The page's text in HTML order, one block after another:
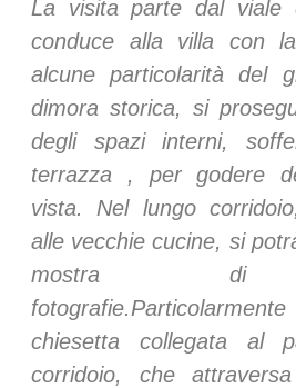
La visita parte dal viale
conduce alla villa con
alcune particolarità del
dimora storica, si
degli spazi interni,
terrazza , per godere
vista. Nel lungo
alle vecchie cucine, si
mostra di
chiesetta collegata al
corridoio, che